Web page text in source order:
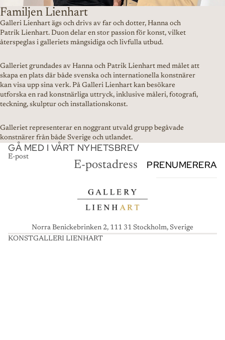
Familjen Lienhart
Galleri Lienhart ägs och drivs av far och dotter, Hanna och
Patrik Lienhart. Duon delar en stor passion för konst, vilket
återspeglas i galleriets mångsidiga och livfulla utbud.
Galleriet grundades av Hanna och Patrik Lienhart med målet att
skapa en plats där både svenska och internationella konstnärer
kan visa upp sina verk. På Galleri Lienhart kan besökare
utforska en rad konstnärliga uttryck, inklusive måleri, fotografi,
teckning, skulptur och installationskonst.
Galleriet representerar en noggrant utvald grupp begåvade
konstnärer från både Sverige och utlandet.
GÅ MED I VÅRT NYHETSBREV
E-post
PRENUMERERA
Norra Benickebrinken 2, 111 31 Stockholm, Sverige
KONSTGALLERI LIENHART